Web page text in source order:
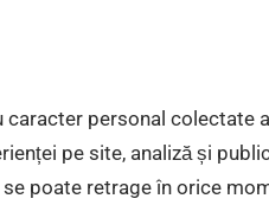
personal colectate
pe site, analiză și
poate retrage în orice